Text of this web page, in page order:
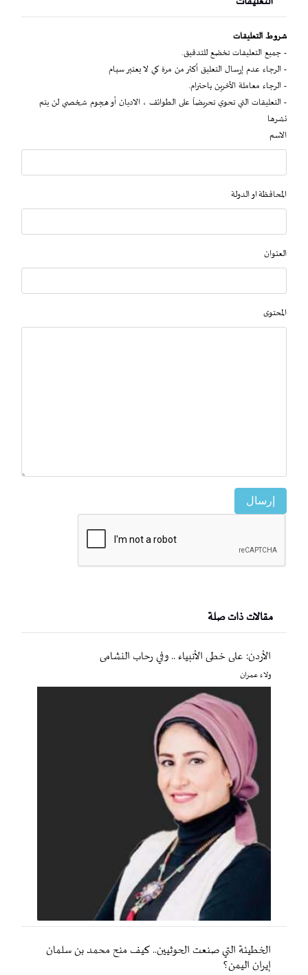
شروط التعليقات
- جميع التعليقات تخضع للتدقيق.
- الرجاء عدم إرسال التعليق أكثر من مرة كي لا يعتبر سبام
- الرجاء معاملة الآخرين باحترام.
- التعليقات التي تحوي تحريضاً على الطوائف ، الاديان أو هجوم شخصي لن يتم
نشرها
الاسم
المحافظة او الدولة
العنوان
المحتوى
إرسال
مقالات ذات صلة
الأردن: على خطى الأنبياء .. وفي رحاب النشامى
ولاء عمران
الخطيئة التي صنعت الحوثيين.. كيف منح محمد بن سلمان
إيران اليمن؟